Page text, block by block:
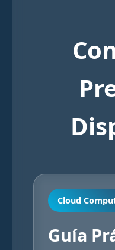
Cloud
Guía